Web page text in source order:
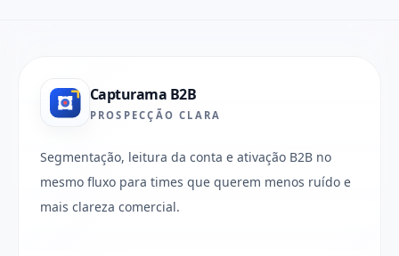
Capturama B2B
PROSPECÇÃO CLARA
Segmentação, leitura da conta e ativação B2B no
mesmo fluxo para times que querem menos ruído e
mais clareza comercial.